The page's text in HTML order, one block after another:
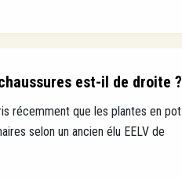
est-il de droite ?
récemment que les plantes en pot
selon un ancien élu EELV de